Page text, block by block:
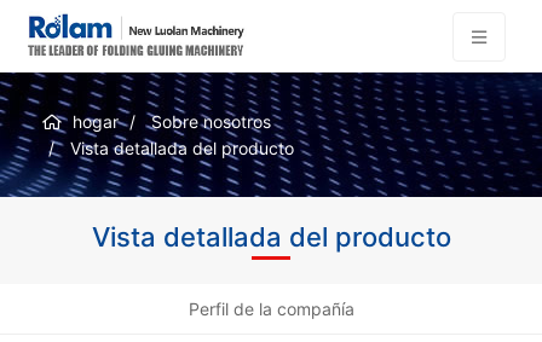
hogar
Sobre nosotros
Vista detallada del producto
Vista detallada del producto
Perfil de la compañía